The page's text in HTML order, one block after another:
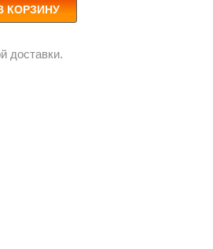
КОРЗИНУ
доставки.